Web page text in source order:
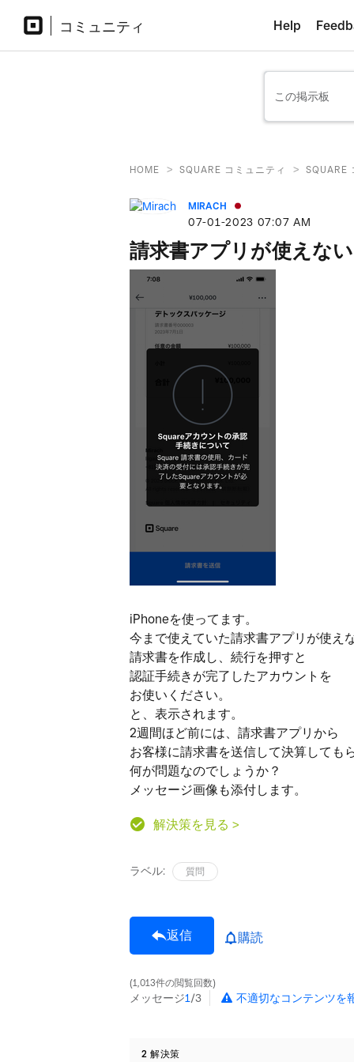
コミュニティ Help
HOME > SQUARE コミュニティ > SQUARE
MIRACH
‎07-01-2023 07:07 AM
請求書アプリが使えない
iPhoneを使ってます。
今まで使えていた請求書アプリが使え
請求書を作成し、続行を押すと
認証手続きが完了したアカウントを
お使いください。
と、表示されます。
2週間ほど前には、請求書アプリから
お客様に請求書を送信して決算しても
何が問題なのでしょうか？
メッセージ画像も添付します。
解決策を見る >
ラベル: 質問
返信 購読
1,013件の閲覧回数
メッセージ1/3 不適切なコンテンツを
2 解決策